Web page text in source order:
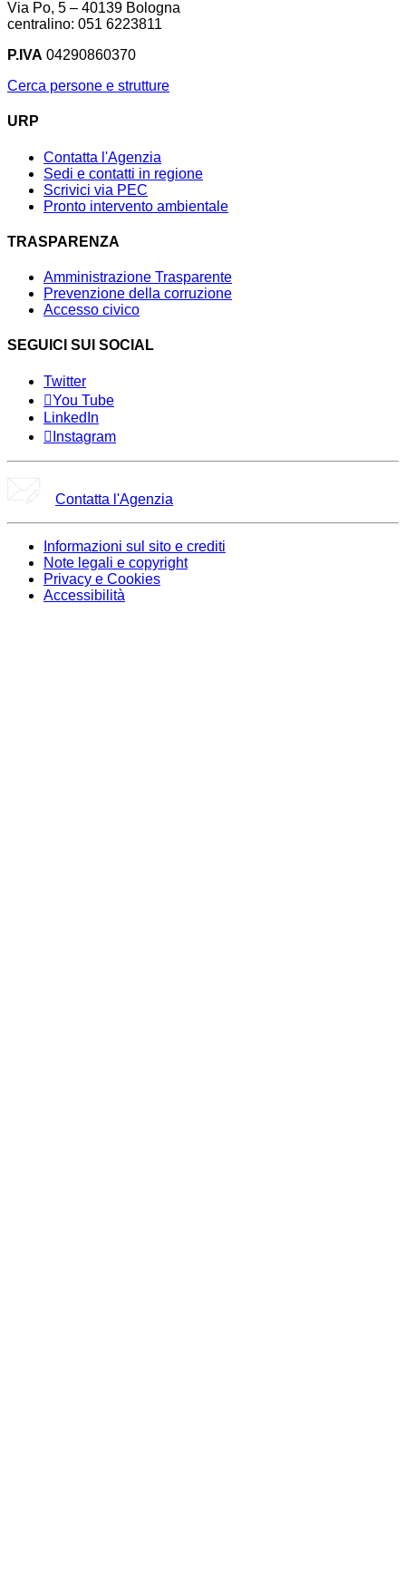
Via Po, 5 – 40139 Bologna
centralino: 051 6223811
P.IVA 04290860370
Cerca persone e strutture
URP
Contatta l'Agenzia
Sedi e contatti in regione
Scrivici via PEC
Pronto intervento ambientale
TRASPARENZA
Amministrazione Trasparente
Prevenzione della corruzione
Accesso civico
SEGUICI SUI SOCIAL
Twitter
You Tube
LinkedIn
Instagram
Contatta l'Agenzia
Informazioni sul sito e crediti
Note legali e copyright
Privacy e Cookies
Accessibilità